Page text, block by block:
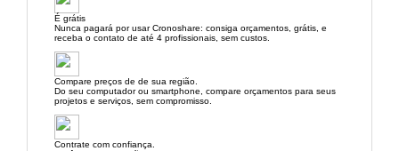
É grátis
Nunca pagará por usar Cronoshare: consiga orçamentos, grátis, e
receba o contato de até 4 profissionais, sem custos.
Compare preços de de sua região.
Do seu computador ou smartphone, compare orçamentos para seus
projetos e serviços, sem compromisso.
Contrate com confiança.